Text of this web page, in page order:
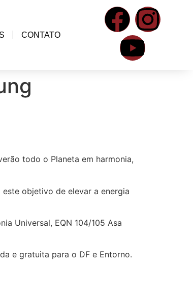
CONTATO
todo o Planeta em harmonia,
objetivo de elevar a energia
Universal, EQN 104/105 Asa
e gratuita para o DF e Entorno.